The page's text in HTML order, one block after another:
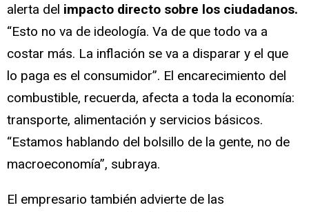
alerta del impacto directo sobre los ciudadanos.
“Esto no va de ideología. Va de que todo va a
costar más. La inflación se va a disparar y el que
lo paga es el consumidor”. El encarecimiento del
combustible, recuerda, afecta a toda la economía:
transporte, alimentación y servicios básicos.
“Estamos hablando del bolsillo de la gente, no de
macroeconomía”, subraya.
El empresario también advierte de las